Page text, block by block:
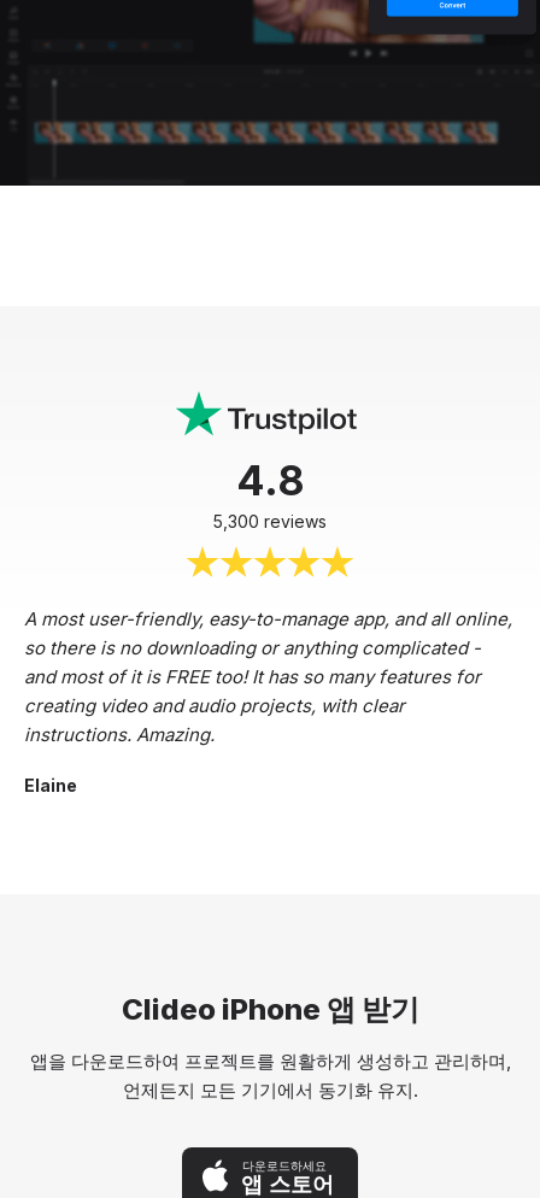
4.8
5,300 reviews
A most user-friendly, easy-to-manage app, and all online,
so there is no downloading or anything complicated -
and most of it is FREE too! It has so many features for
creating video and audio projects, with clear
instructions. Amazing.
Elaine
Clideo iPhone 앱 받기
앱을 다운로드하여 프로젝트를 원활하게 생성하고 관리하며,
언제든지 모든 기기에서 동기화 유지.
다운로드하세요
앱 스토어